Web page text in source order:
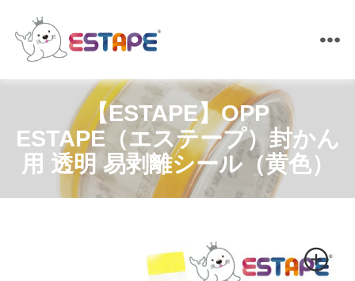
【ESTAPE】OPP
ESTAPE（エステープ）封かん
用 透明 易剥離シール（黄色）